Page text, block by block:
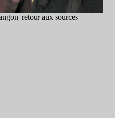
retour aux sources